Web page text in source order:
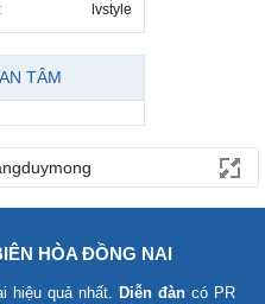
lvstyle
TÂM
HÒA ĐỒNG NAI
hiệu quả nhất. Diễn đàn có PR